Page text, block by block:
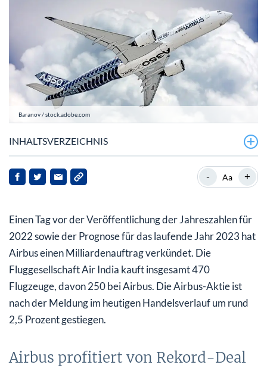
Baranov / stock.adobe.com
INHALTSVERZEICHNIS
Airbus profitiert von Rekord-Deal mit Air India
Airbus-Aktie wartet auf neue Impulse – vielleicht schon
morgen
- Aa +
Einen Tag vor der Veröffentlichung der Jahreszahlen für
2022 sowie der Prognose für das laufende Jahr 2023 hat
Airbus einen Milliardenauftrag verkündet. Die
Fluggesellschaft Air India kauft insgesamt 470
Flugzeuge, davon 250 bei Airbus. Die Airbus-Aktie ist
nach der Meldung im heutigen Handelsverlauf um rund
2,5 Prozent gestiegen.
Airbus profitiert von Rekord-Deal